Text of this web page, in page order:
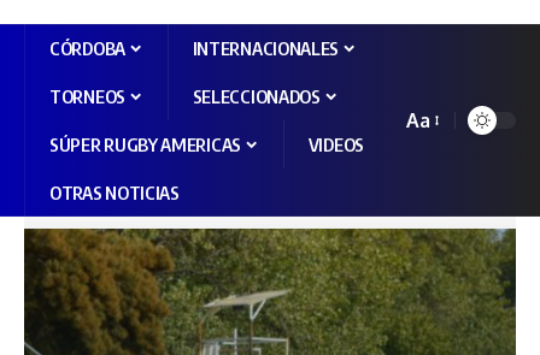
CÓRDOBA INTERNACIONALES
TORNEOS SELECCIONADOS
SÚPER RUGBY AMERICAS VIDEOS
OTRAS NOTICIAS
Aa